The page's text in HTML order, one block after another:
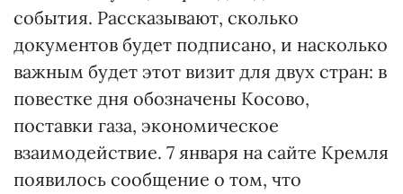
события. Рассказывают, сколько
документов будет подписано, и насколько
важным будет этот визит для двух стран: в
повестке дня обозначены Косово,
поставки газа, экономическое
взаимодействие. 7 января на сайте Кремля
появилось сообщение о том, что